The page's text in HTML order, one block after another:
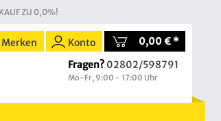
ZU 0,0%!
Merken Konto
0,00 € *
Fragen? 02802/598791
Mo-Fr, 9:00 - 17:00 Uhr